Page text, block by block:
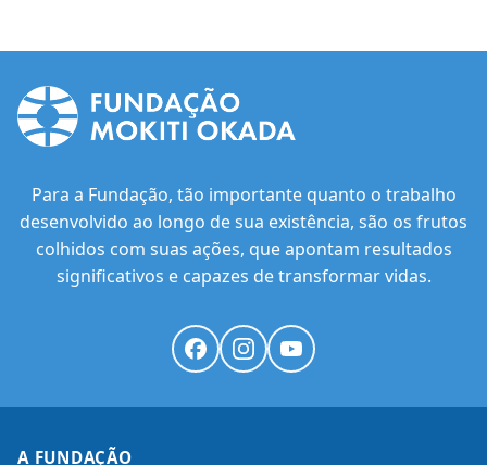
Para a Fundação, tão importante quanto o trabalho
desenvolvido ao longo de sua existência, são os frutos
colhidos com suas ações, que apontam resultados
significativos e capazes de transformar vidas.
A FUNDAÇÃO